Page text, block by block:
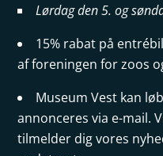
Lørdag den 5. og
15% rabat på
af foreningen for zoos
Museum Vest kan
annonceres via e-mail.
tilmelder dig vores